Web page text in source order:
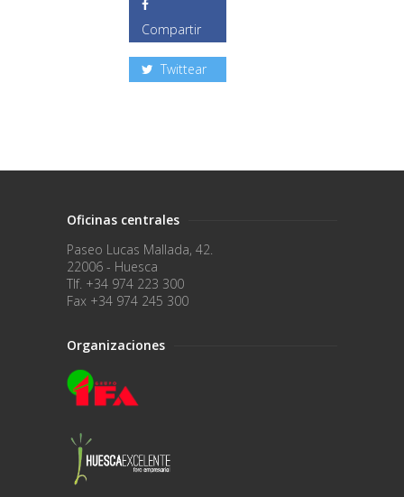
Compartir
Twittear
Oficinas centrales
Paseo Lucas Mallada, 42.
22006 - Huesca
Tlf. +34 974 223 300
Fax +34 974 245 300
Organizaciones